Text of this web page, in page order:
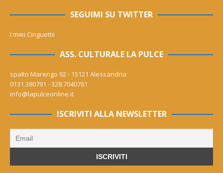
SEGUIMI SU TWITTER
I miei Cinguettii
ASS. CULTURALE LA PULCE
spalto Marengo 92 - 15121 Alessandria
0131.380791 - 328.7040761
info@lapulceonline.it
ISCRIVITI ALLA NEWSLETTER